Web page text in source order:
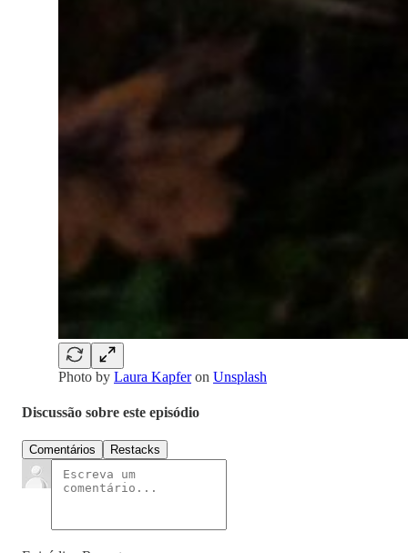
Photo by Laura Kapferon Unsplash
Discussão sobre este episódio
Comentários Restacks